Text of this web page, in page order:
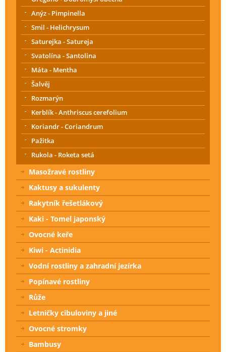
Anýz - Pimpinella
Smil - Helichrysum
Saturejka - Satureja
Svatolína - Santolina
Máta - Mentha
Šalvěj
Rozmarýn
Kerblík - Anthriscus cerefolium
Koriandr - Coriandrum
Pažitka
Rukola - Roketa setá
Masožravé rostliny
Kaktusy a sukulenty
Rakytník řešetlákový
Kaki - Tomel japonský
Ovocné keře
Kiwi - Actinidia
Vodní rostliny a zahradní jezírka
Popínavé rostliny
Růže
Letničky cibuloviny a jiné
Ovocné stromky
Bambusy